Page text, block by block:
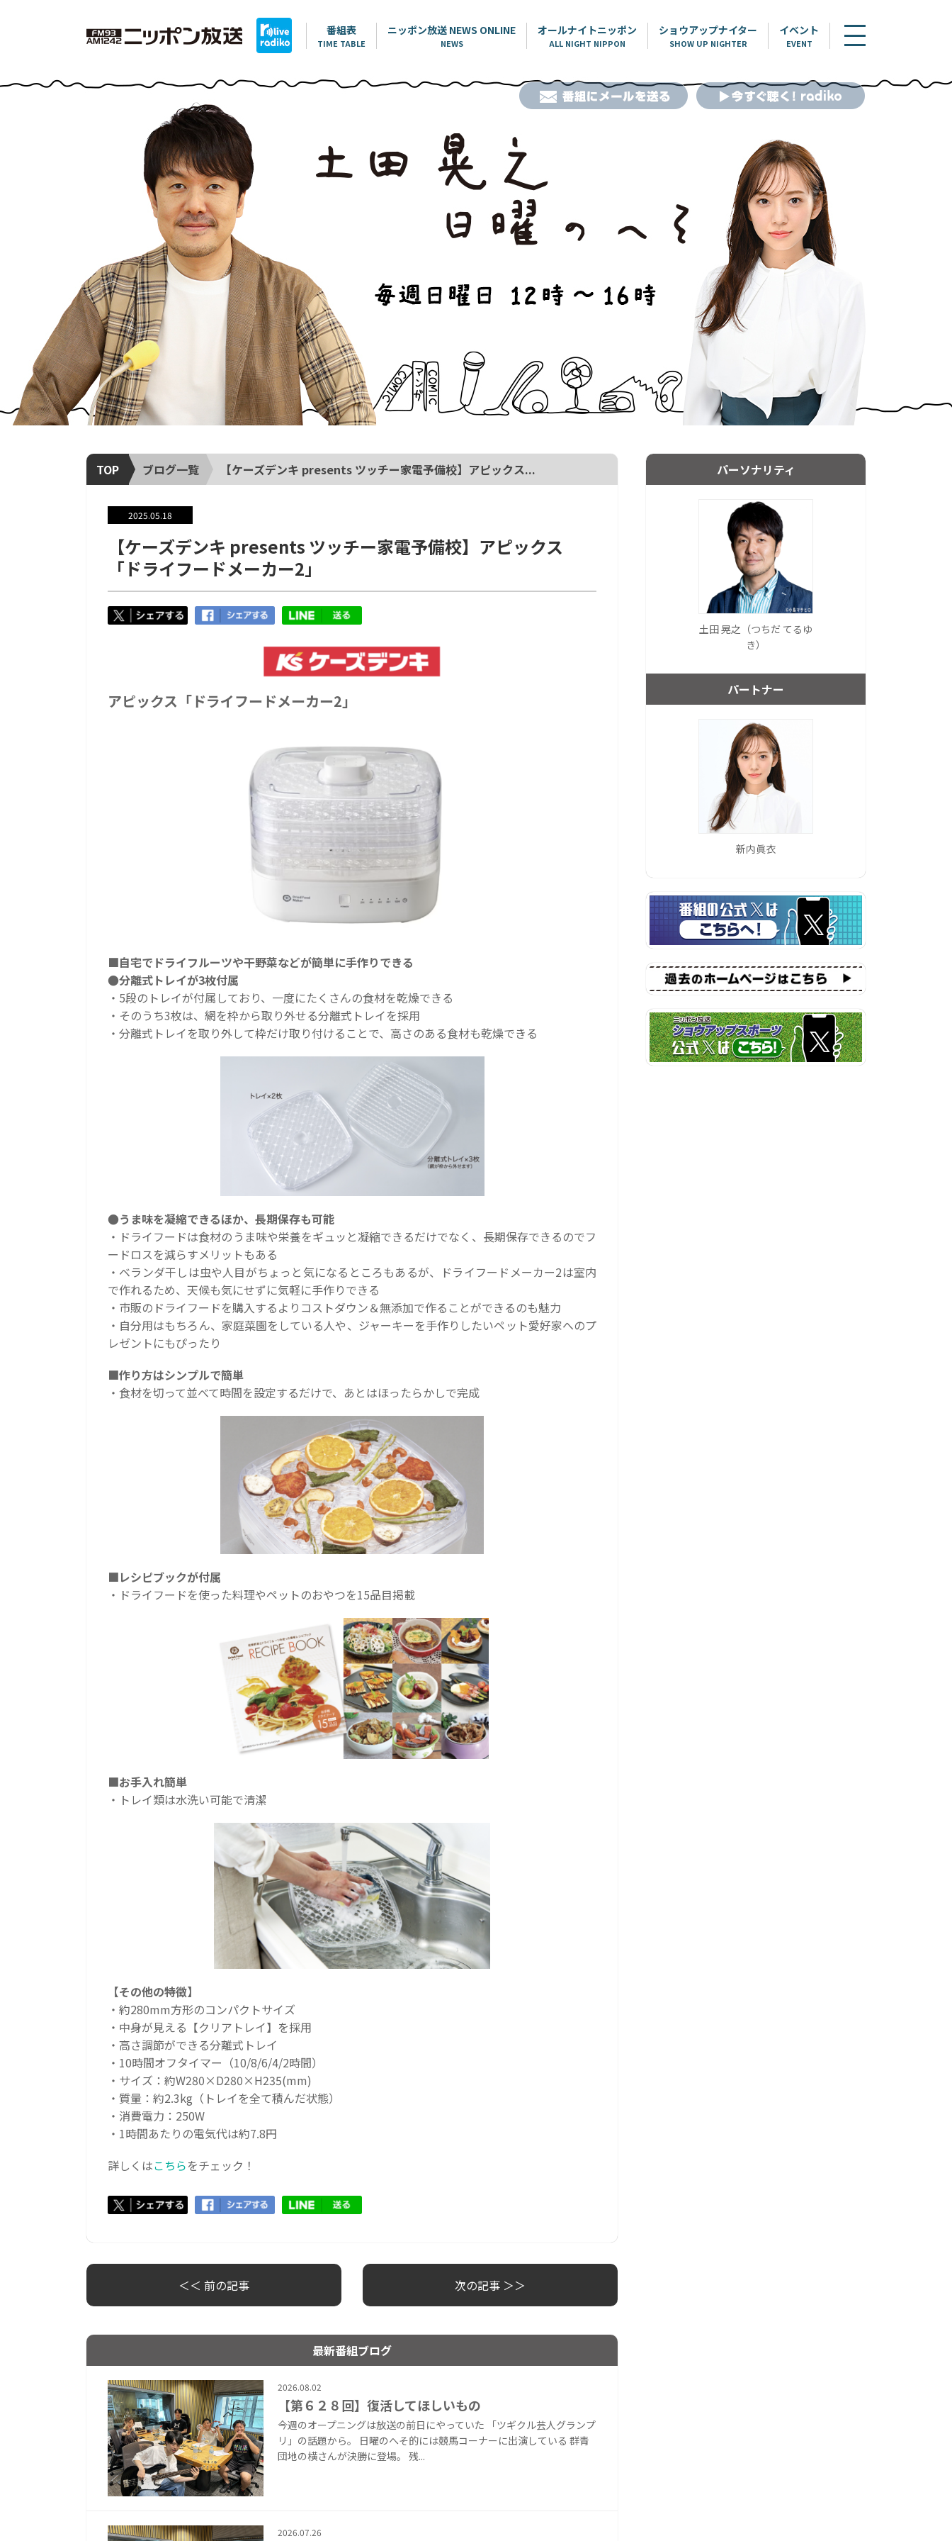
番組表
TIME TABLE
ニッポン放送 NEWS ONLINE
NEWS
オールナイトニッポン
ALL NIGHT NIPPON
ショウアップナイター
SHOW UP NIGHTER
イベント
EVENT
TOP ブログ一覧 【ケーズデンキ presents ツッチー家電予備校】アピックス...
2025.05.18
【ケーズデンキ presents ツッチー家電予備校】アピックス
「ドライフードメーカー2」
アピックス「ドライフードメーカー2」
■自宅でドライフルーツや干野菜などが簡単に手作りできる
●分離式トレイが3枚付属
・5段のトレイが付属しており、一度にたくさんの食材を乾燥できる
・そのうち3枚は、網を枠から取り外せる分離式トレイを採用
・分離式トレイを取り外して枠だけ取り付けることで、高さのある食材も乾燥できる
●うま味を凝縮できるほか、長期保存も可能
・ドライフードは食材のうま味や栄養をギュッと凝縮できるだけでなく、長期保存できるのでフ
ードロスを減らすメリットもある
・ベランダ干しは虫や人目がちょっと気になるところもあるが、ドライフードメーカー2は室内
で作れるため、天候も気にせずに気軽に手作りできる
・市販のドライフードを購入するよりコストダウン＆無添加で作ることができるのも魅力
・自分用はもちろん、家庭菜園をしている人や、ジャーキーを手作りしたいペット愛好家へのプ
レゼントにもぴったり
■作り方はシンプルで簡単
・食材を切って並べて時間を設定するだけで、あとはほったらかしで完成
■レシピブックが付属
・ドライフードを使った料理やペットのおやつを15品目掲載
■お手入れ簡単
・トレイ類は水洗い可能で清潔
【その他の特徴】
・約280mm方形のコンパクトサイズ
・中身が見える【クリアトレイ】を採用
・高さ調節ができる分離式トレイ
・10時間オフタイマー（10/8/6/4/2時間）
・サイズ：約W280×D280×H235(mm)
・質量：約2.3kg（トレイを全て積んだ状態）
・消費電力：250W
・1時間あたりの電気代は約7.8円
詳しくはこちらをチェック！
＜＜ 前の記事 次の記事 ＞＞
最新番組ブログ
2026.08.02
【第６２８回】復活してほしいもの
今週のオープニングは放送の前日にやっていた 「ツギクル芸人グランプ
リ」の話題から。 日曜のへそ的には競馬コーナーに出演している 群青
団地の横さんが決勝に登場。 残...
2026.07.26
パーソナリティ
土田 晃之（つちだ てるゆ
き）
パートナー
新内眞衣